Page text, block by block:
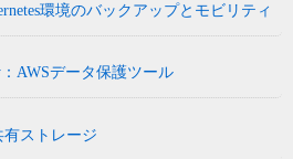
環境のバックアップとモビリティ
AWSデータ保護ツール
有ストレージ